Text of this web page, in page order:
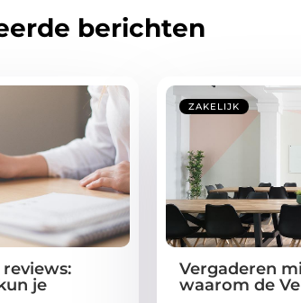
berichten
je
ZAKELIJK
Vergaderen
waarom de